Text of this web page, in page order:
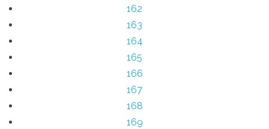
162
163
164
165
166
167
168
169